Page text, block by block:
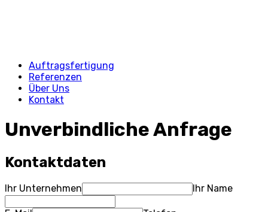
Auftragsfertigung
Referenzen
Über Uns
Kontakt
Unverbindliche Anfrage
Kontaktdaten
Ihr Unternehmen Ihr Name